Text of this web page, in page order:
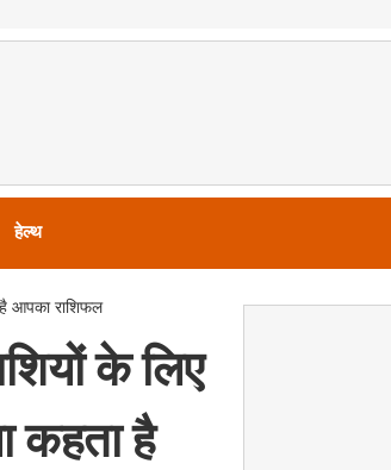
हेल्थ
आपका राशिफल
के लिए
कहता है